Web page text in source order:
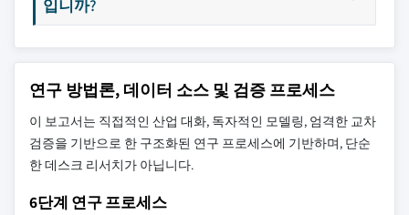
입니까?
연구 방법론, 데이터 소스 및 검증 프로세스
이 보고서는 직접적인 산업 대화, 독자적인 모델링, 엄격한 교차
검증을 기반으로 한 구조화된 연구 프로세스에 기반하며, 단순
한 데스크 리서치가 아닙니다.
6단계 연구 프로세스